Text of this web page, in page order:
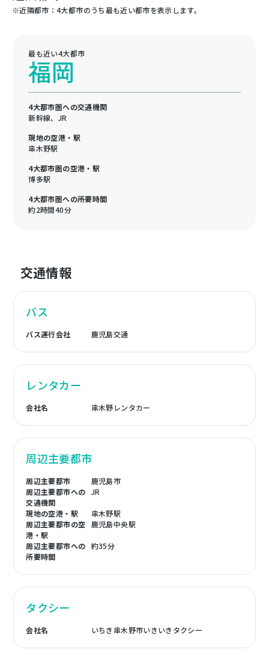
※近隣都市：4大都市のうち最も近い都市を表示します。
最も近い4大都市
福岡
4大都市圏への交通機関
新幹線、JR
現地の空港・駅
串木野駅
4大都市圏の空港・駅
博多駅
4大都市圏への所要時間
約2時間40分
交通情報
バス
バス運行会社 鹿児島交通
レンタカー
会社名 串木野レンタカー
周辺主要都市
周辺主要都市
鹿児島市
周辺主要都市への
交通機関
JR
現地の空港・駅
串木野駅
周辺主要都市の空
港・駅
鹿児島中央駅
周辺主要都市への
所要時間
約35分
タクシー
会社名 いちき串木野市いきいきタクシー